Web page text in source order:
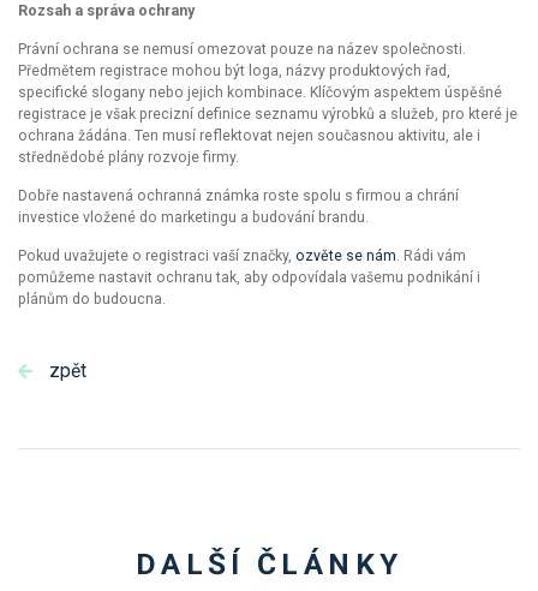
Rozsah a správa ochrany
Právní ochrana se nemusí omezovat pouze na název společnosti.
Předmětem registrace mohou být loga, názvy produktových řad,
specifické slogany nebo jejich kombinace. Klíčovým aspektem úspěšné
registrace je však precizní definice seznamu výrobků a služeb, pro které je
ochrana žádána. Ten musí reflektovat nejen současnou aktivitu, ale i
střednědobé plány rozvoje firmy.
Dobře nastavená ochranná známka roste spolu s firmou a chrání
investice vložené do marketingu a budování brandu.
Pokud uvažujete o registraci vaší značky, ozvěte se nám . Rádi vám
pomůžeme nastavit ochranu tak, aby odpovídala vašemu podnikání i
plánům do budoucna.
zpět
DALŠÍ ČLÁNKY